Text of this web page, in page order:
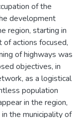
of the
development
region, starting in
actions focused,
of highways was
objectives, in
as a logistical
population
in the region,
the municipality of